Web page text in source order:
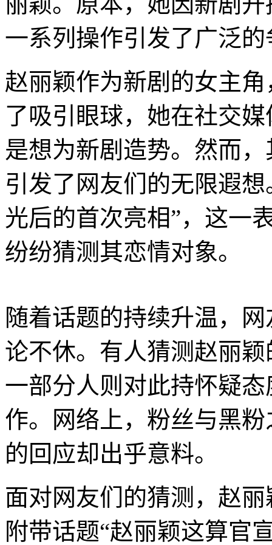
一系列操作引发了广泛的
赵丽颖作为新剧的女主
了吸引眼球，她在社交
是想为新剧造势。然而
引发了网友们的无限遐
光后的首次亮相”，这一
纷纷猜测其恋情对象。
随着话题的持续升温，
论不休。有人猜测赵丽
一部分人则对此持怀疑
作。网络上，粉丝与黑
的回应却出乎意料。
面对网友们的猜测，赵
附带话题“赵丽颖这算官